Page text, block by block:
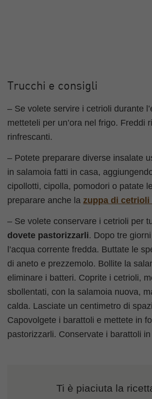
Trucchi e consigli
– Se volete servire i cetrioli durante
metteteli per un’ora nel frigo. Freddi
rinfrescanti.
– Potete preparare diverse insalate
in salamoia fatti in casa,
cipollotti, cipolla, pomodori o patate
preparare anche la zuppa di cetrioli
– Se volete conservare i cetrioli per
dovete pastorizzarli. Dopo tre
l’acqua corrente fredda. Buttate le
di aneto e prezzemolo. Bollite la
eliminare i batteri. Coprite i cetrioli,
sbollentati, con la salamoia nuova,
calda. Lasciate un centimetro di
Capovolgete i barattoli e mettete in
pastorizzarli. Conservate i barattoli
Ti è piaciuta la